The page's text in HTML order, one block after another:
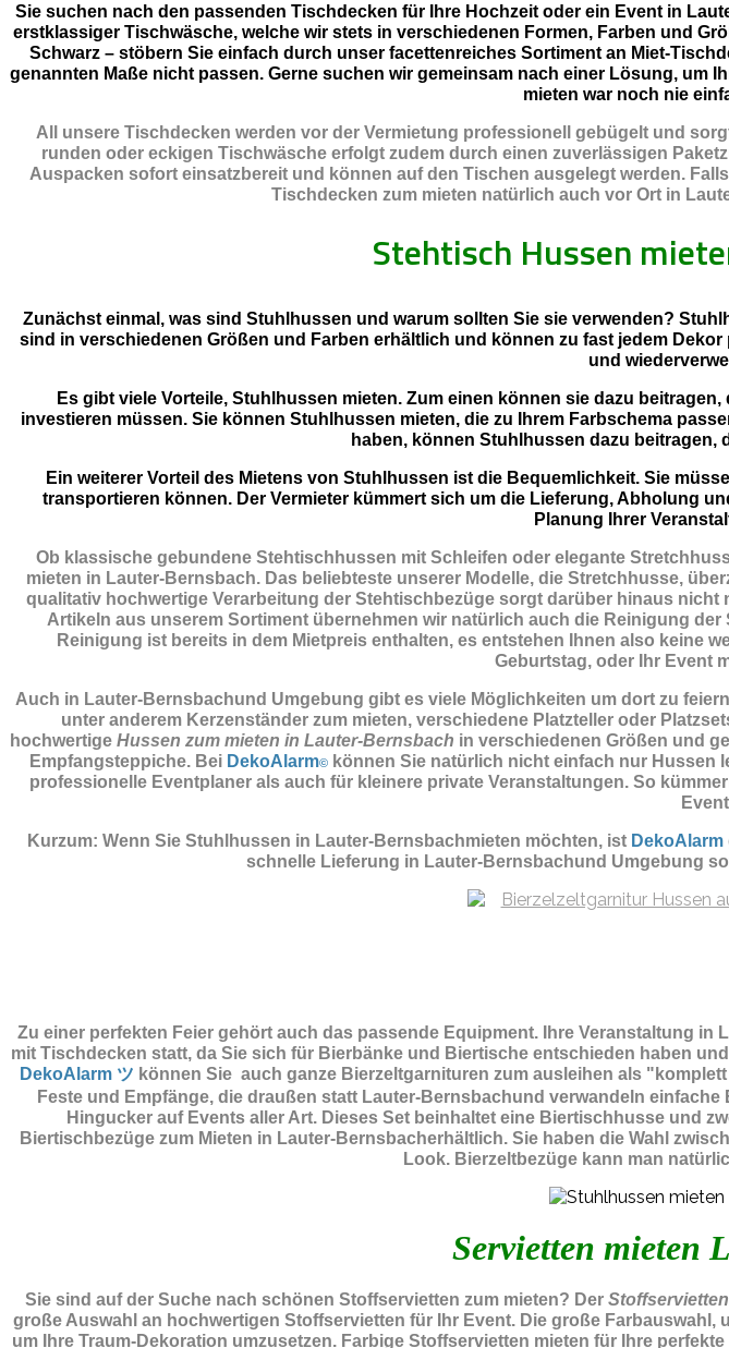
Sie suchen nach den passenden Tischdecken für Ihre Hochzeit oder ein Event in
erstklassiger Tischwäsche, welche wir stets in verschiedenen Formen, Farben und
Schwarz – stöbern Sie einfach durch unser facettenreiches Sortiment an Miet-
genannten Maße nicht passen. Gerne suchen wir gemeinsam nach einer Lösung, um
mieten war noch nie
All unsere Tischdecken werden vor der Vermietung professionell gebügelt und
runden oder eckigen Tischwäsche erfolgt zudem durch einen zuverlässigen
Auspacken sofort einsatzbereit und können auf den Tischen ausgelegt werden.
Tischdecken zum mieten natürlich auch vor Ort in
Stehtisch Hussen
Zunächst einmal, was sind Stuhlhussen und warum sollten Sie sie verwenden?
sind in verschiedenen Größen und Farben erhältlich und können zu fast jedem
und
Es gibt viele Vorteile, Stuhlhussen mieten. Zum einen können sie dazu
investieren müssen. Sie können Stuhlhussen mieten, die zu Ihrem Farbschema
haben, können Stuhlhussen dazu
Ein weiterer Vorteil des Mietens von Stuhlhussen ist die Bequemlichkeit. Sie
transportieren können. Der Vermieter kümmert sich um die Lieferung, Abholung
Planung Ihrer
Ob klassische gebundene Stehtischhussen mit Schleifen oder elegante
mieten in Lauter-Bernsbach. Das beliebteste unserer Modelle, die Stretchhusse,
qualitativ hochwertige Verarbeitung der Stehtischbezüge sorgt darüber hinaus
Artikeln aus unserem Sortiment übernehmen wir natürlich auch die Reinigung
Reinigung ist bereits in dem Mietpreis enthalten, es entstehen Ihnen also keine
Geburtstag, oder Ihr Event
Auch in Lauter-Bernsbachund Umgebung gibt es viele Möglichkeiten um dort zu
unter anderem Kerzenständer zum mieten, verschiedene Platzteller oder
hochwertige Hussen zum mieten in Lauter-Bernsbach in verschiedenen Größen und
Empfangsteppiche. Bei DekoAlarm©
können Sie natürlich nicht einfach nur Hussen
professionelle Eventplaner als auch für kleinere private Veranstaltungen. So
Kurzum: Wenn Sie Stuhlhussen in Lauter-Bernsbachmieten möchten, ist DekoAlarm
schnelle Lieferung in Lauter-Bernsbachund Umgebung
Zu einer perfekten Feier gehört auch das passende Equipment.
Ihre Veranstaltung
mit Tischdecken statt, da Sie sich für Bierbänke und Biertische entschieden haben
DekoAlarm ツ können Sie auch ganze Bierzeltgarnituren zum ausleihen als
Feste und Empfänge, die draußen statt Lauter-Bernsbachund verwandeln
Hingucker auf Events aller Art. Dieses Set beinhaltet eine Biertischhusse und
Biertischbezüge zum Mieten in Lauter-Bernsbacherhältlich. Sie haben die Wahl
Look. Bierzeltbezüge kann man
Servietten mieten
Sie sind auf der Suche nach schönen Stoffservietten zum mieten? Der
große Auswahl an hochwertigen Stoffservietten für Ihr Event. Die große
um Ihre Traum-Dekoration umzusetzen. Farbige Stoffservietten mieten für Ihre